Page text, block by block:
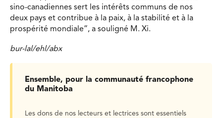
sino-canadiennes sert les intérêts communs de nos
deux pays et contribue à la paix, à la stabilité et à la
prospérité mondiale”, a souligné M. Xi.
bur-lal/ehl/abx
Ensemble, pour la communauté francophone
du Manitoba
Les dons de nos lecteurs et lectrices sont essentiels